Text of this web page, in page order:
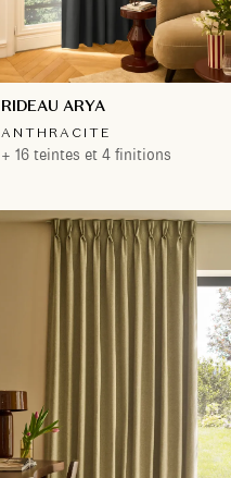
RIDEAU ARYA
ANTHRACITE
+ 16 teintes et 4 finitions